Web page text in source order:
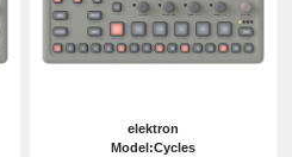
elektron
Model:Cycles